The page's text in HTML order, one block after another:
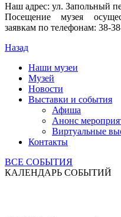
Наш адрес: ул. Запольный
Посещение музея
заявкам по телефонам: 38-
Назад
Наши музеи
Музей
Новости
Выставки и события
Афиша
Анонс
Виртуальные
Контакты
ВСЕ СОБЫТИЯ
КАЛЕНДАРЬ СОБЫТИЙ